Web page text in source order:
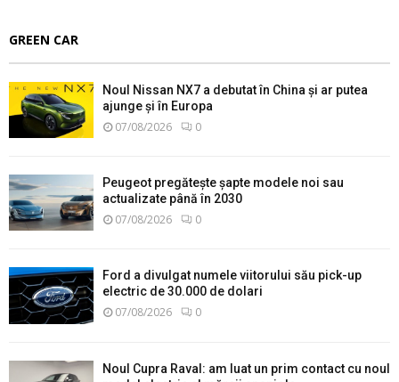
GREEN CAR
Noul Nissan NX7 a debutat în China și ar putea
ajunge și în Europa
07/08/2026 0
Peugeot pregătește șapte modele noi sau
actualizate până în 2030
07/08/2026 0
Ford a divulgat numele viitorului său pick-up
electric de 30.000 de dolari
07/08/2026 0
Noul Cupra Raval: am luat un prim contact cu noul